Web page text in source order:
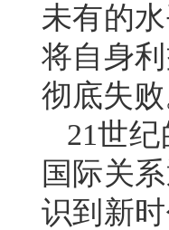
未有的
将自身
彻底失败
21世
国际关
识到新